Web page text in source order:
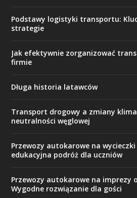
Podstawy logistyki transportu:
strategie
Jak efektywnie zorganizować
firmie
Długa historia latawców
Transport drogowy a zmiany
neutralności węglowej
Przewozy autokarowe na
edukacyjna podróż dla uczniów
Przewozy autokarowe na imprezy
Wygodne rozwiązanie dla gości